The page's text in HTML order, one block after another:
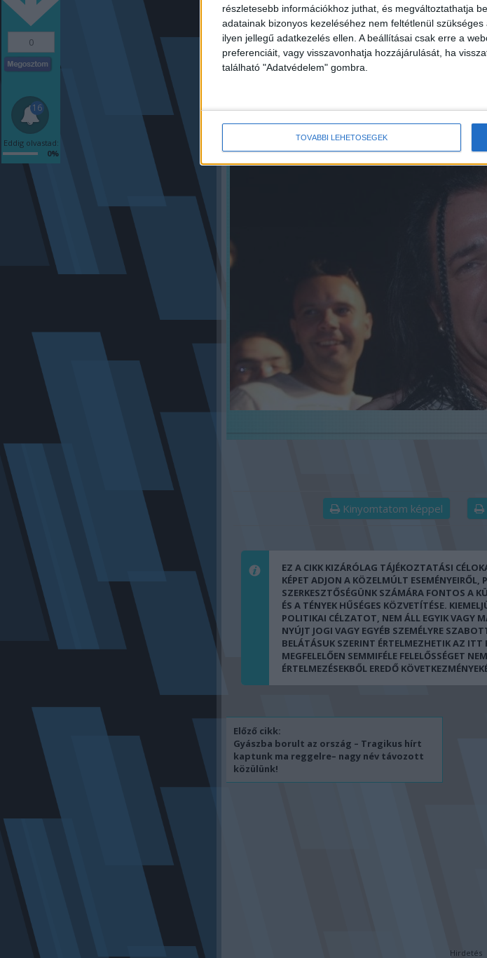
részletesebb információkhoz juthat, és megváltoztathatja
adatainak bizonyos kezeléséhez nem feltétlenül
ilyen jellegű adatkezelés ellen. A beállításai csak erre a
preferenciáit, vagy visszavonhatja hozzájárulását, ha
található "Adatvédelem" gombra.
TOVÁBBI LEHETŐSÉGEK
0
16
Eddig olvastad:
0%
A bíróság rövid mérlegelés után bűnösnek
megfizetésére kötelezte, plusz neki kell állni
Hirdetés
f
Kinyomtatom képpel
EZ A CIKK KIZÁRÓLAG TÁJÉKOZTATÁSI
KÉPET ADJON A KÖZELMÚLT
SZERKESZTŐSÉGÜNK SZÁMÁRA FONTOS A
ÉS A TÉNYEK HŰSÉGES KÖZVETÍTÉSE.
POLITIKAI CÉLZATOT, NEM ÁLL EGYIK VAGY
NYÚJT JOGI VAGY EGYÉB SZEMÉLYRE
BELÁTÁSUK SZERINT ÉRTELMEZHETIK AZ
MEGFELELŐEN SEMMIFÉLE FELELŐSSÉGET
ÉRTELMEZÉSEKBŐL EREDŐ
Előző cikk:
Gyászba borult az ország – Tragikus hírt
kaptunk ma reggelre– nagy név távozott
közülünk!
Hirdetés